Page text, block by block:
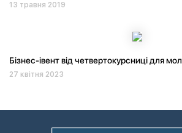
13 травня 2019
Бізнес-івент від четвертокурсниці для
27 квітня 2023